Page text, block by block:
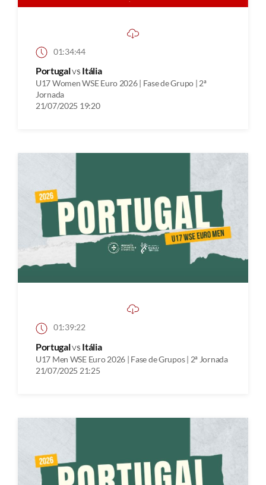
01:34:44
Portugalvs Itália
U17 Women WSE Euro 2026 | Fase de Grupo | 2ª
Jornada
21/07/2025 19:20
01:39:22
Portugalvs Itália
U17 Men WSE Euro 2026 | Fase de Grupos | 2ª Jornada
21/07/2025 21:25